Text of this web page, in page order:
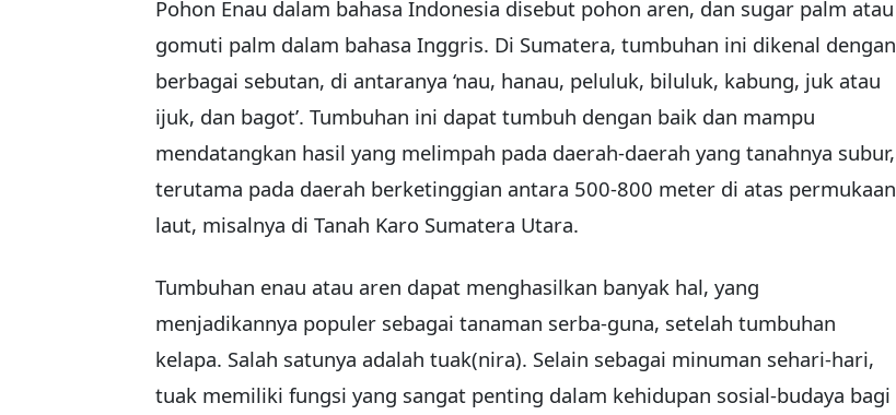
Pohon Enau dalam bahasa Indonesia disebut pohon aren, dan sugar palm atau
gomuti palm dalam bahasa Inggris. Di Sumatera, tumbuhan ini dikenal dengan
berbagai sebutan, di antaranya ‘nau, hanau, peluluk, biluluk, kabung, juk atau
ijuk, dan bagot’. Tumbuhan ini dapat tumbuh dengan baik dan mampu
mendatangkan hasil yang melimpah pada daerah-daerah yang tanahnya subur,
terutama pada daerah berketinggian antara 500-800 meter di atas permukaan
laut, misalnya di Tanah Karo Sumatera Utara.
Tumbuhan enau atau aren dapat menghasilkan banyak hal, yang
menjadikannya populer sebagai tanaman serba-guna, setelah tumbuhan
kelapa. Salah satunya adalah tuak(nira). Selain sebagai minuman sehari-hari,
tuak memiliki fungsi yang sangat penting dalam kehidupan sosial-budaya bagi